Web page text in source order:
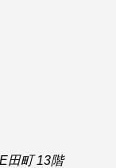
田町 13階